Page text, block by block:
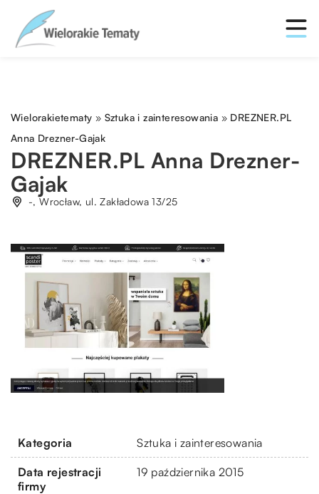
Wielorakietematy » Sztuka i zainteresowania » DREZNER.PL
Anna Drezner-Gajak
DREZNER.PL Anna Drezner-
Gajak
-, Wrocław, ul. Zakładowa 13/25
Kategoria Sztuka i zainteresowania
Data rejestracji
firmy
19 października 2015